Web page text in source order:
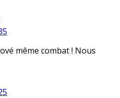
même combat ! Nous